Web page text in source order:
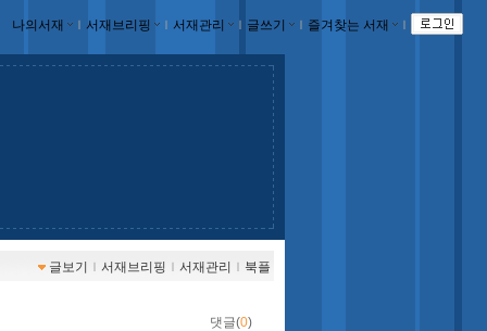
나의서재 ｌ 서재브리핑 ｌ 서재관리 ｌ 글쓰기 ｌ 즐겨찾는 서재 ｌ
글보기 ｌ 서재브리핑 ｌ 서재관리 ｌ 북플
댓글(0)